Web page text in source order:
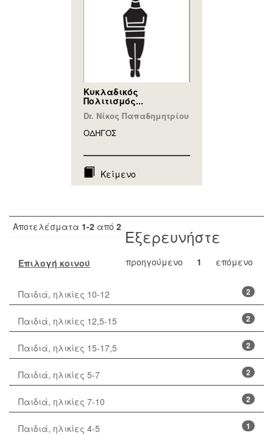
Κυκλαδικός
Πολιτισμός...
Dr. Νίκος Παπαδημητρίου
ΟΔΗΓΟΣ
Κείμενο
Αποτελέσματα 1-2 από 2
προηγούμενο 1 επόμενο
Εξερευνήστε
Επιλογή κοινού
2
Παιδιά, ηλικίες 10-12
2
Παιδιά, ηλικίες 12,5-15
2
Παιδιά, ηλικίες 15-17,5
2
Παιδιά, ηλικίες 5-7
2
Παιδιά, ηλικίες 7-10
1
Παιδιά, ηλικίες 4-5